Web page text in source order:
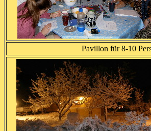
Pavillon für 8-10